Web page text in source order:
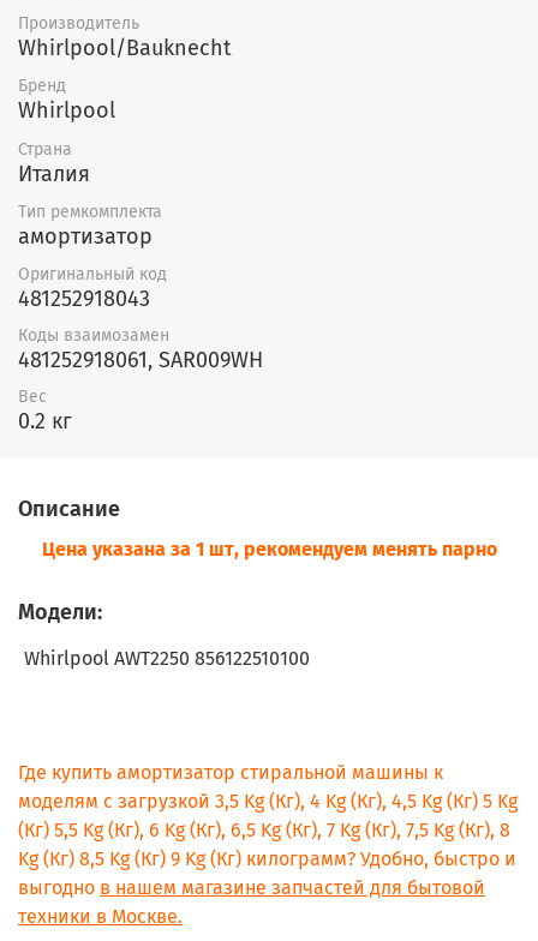
Производитель
Whirlpool/Bauknecht
Бренд
Whirlpool
Страна
Италия
Тип ремкомплекта
амортизатор
Оригинальный код
481252918043
Коды взаимозамен
481252918061, SAR009WH
Вес
0.2 кг
Описание
Цена указана за 1 шт, рекомендуем менять парно
Модели:
Whirlpool AWT2250 856122510100
Где купить амортизатор стиральной машины к
моделям с загрузкой 3,5 Kg (Кг), 4 Kg (Кг), 4,5 Kg (Кг) 5 Kg
(Кг) 5,5 Kg (Кг), 6 Kg (Кг), 6,5 Kg (Кг), 7 Kg (Кг), 7,5 Kg (Кг), 8
Kg (Кг) 8,5 Kg (Кг) 9 Kg (Кг) килограмм? Удобно, быстро и
выгодно в нашем магазине запчастей для бытовой
техники в Москве.